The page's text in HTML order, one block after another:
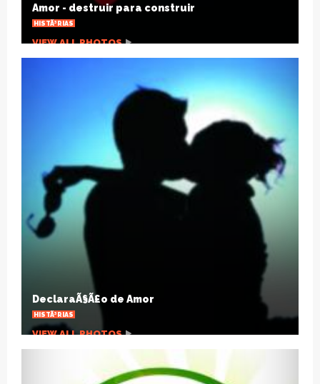
SAÃºDE
VIEW ALL PHOTOS
HÃ¡ um sÃ©culo a gripe espanhola mudou o
ARTIGOS
VIEW ALL PHOTOS